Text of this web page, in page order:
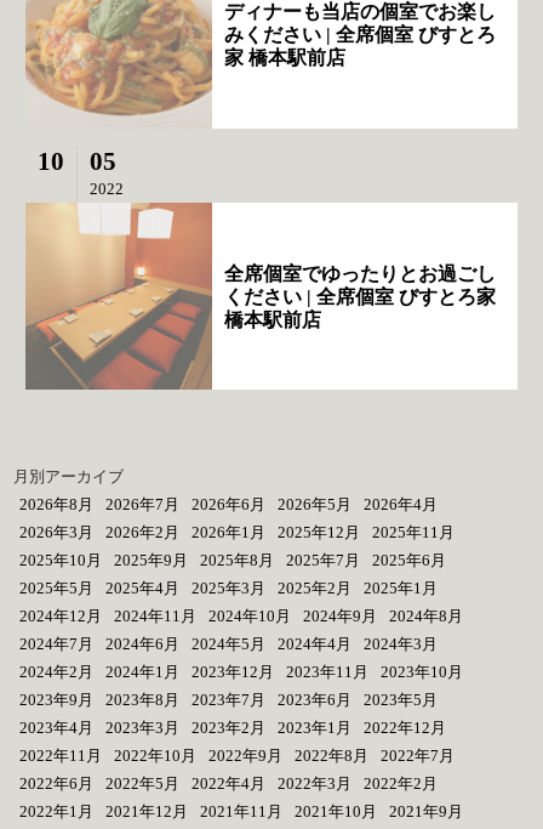
ディナーも当店の個室でお楽し
みください | 全席個室 びすとろ
家 橋本駅前店
10 05
2022
全席個室でゆったりとお過ごし
ください | 全席個室 びすとろ家
橋本駅前店
月別アーカイブ
2026年8月
2026年7月 2026年6月 2026年5月
2026年4月
2026年3月
2026年2月 2026年1月 2025年12月
2025年11月
2025年10月
2025年9月 2025年8月 2025年7月
2025年6月
2025年5月
2025年4月 2025年3月 2025年2月
2025年1月
2024年12月
2024年11月 2024年10月 2024年9月
2024年8月
2024年7月
2024年6月 2024年5月 2024年4月
2024年3月
2024年2月
2024年1月 2023年12月 2023年11月
2023年10月
2023年9月
2023年8月 2023年7月 2023年6月
2023年5月
2023年4月
2023年3月 2023年2月 2023年1月
2022年12月
2022年11月
2022年10月 2022年9月 2022年8月
2022年7月
2022年6月
2022年5月 2022年4月 2022年3月
2022年2月
2022年1月
2021年12月 2021年11月 2021年10月
2021年9月